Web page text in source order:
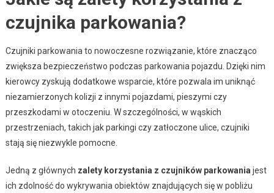
czujnika parkowania?
Czujniki parkowania to nowoczesne rozwiązanie, które znacząco
zwiększa bezpieczeństwo podczas parkowania pojazdu. Dzięki nim
kierowcy zyskują dodatkowe wsparcie, które pozwala im uniknąć
niezamierzonych kolizji z innymi pojazdami, pieszymi czy
przeszkodami w otoczeniu. W szczególności, w wąskich
przestrzeniach, takich jak parkingi czy zatłoczone ulice, czujniki
stają się niezwykle pomocne.
Jedną z głównych zalety korzystania z czujników parkowania jest
ich zdolność do wykrywania obiektów znajdujących się w pobliżu